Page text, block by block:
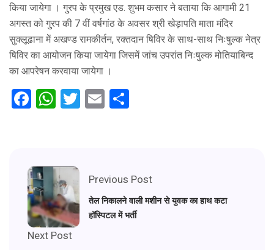
किया जायेगा । गु्रप के प्रमुख एड. शुभम कसार ने बताया कि आगामी 21
अगस्त को गु्रप की 7 वीं वर्षगांठ के अवसर श्री खेड़ापति माता मंदिर
सुक्लूढाना में अखण्ड रामकीर्तन, रक्तदान षिविर के साथ-साथ निःषुल्क नेत्र
षिविर का आयोजन किया जायेगा जिसमें जांच उपरांत निःषुल्क मोतियाबिन्द
का आपरेषन करवाया जायेगा ।
Facebook
WhatsApp
Twitter
Email
Previous Post
तेल निकालने वाली मशीन से युवक का हाथ कटा
हॉस्पिटल में भर्ती
Next Post